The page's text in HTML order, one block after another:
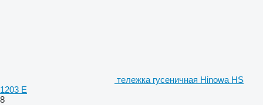
тележка гусеничная Hinowa HS
1203 E
8